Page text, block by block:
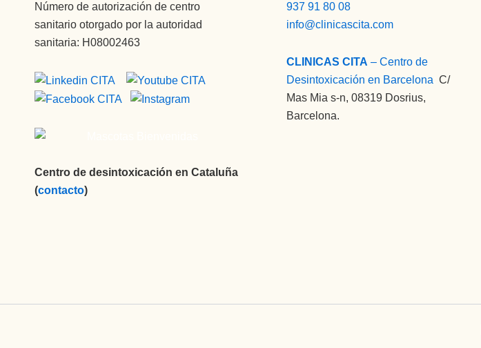
Número de autorización de centro
sanitario otorgado por la autoridad
sanitaria: H08002463
Centro de desintoxicación en Cataluña
(contacto)
937 91 80 08
info@clinicascita.com
CLINICAS CITA – Centro de
Desintoxicación en Barcelona C/
Mas Mia s-n, 08319 Dosrius,
Barcelona.